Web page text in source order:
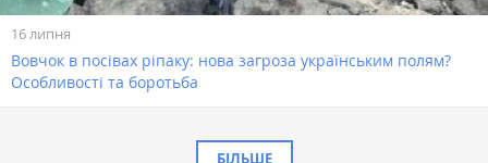
16 липня
Вовчок в посівах ріпаку: нова загроза українським полям?
Особливості та боротьба
БІЛЬШЕ